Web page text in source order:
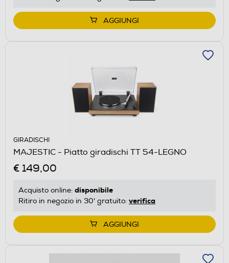
AGGIUNGI
GIRADISCHI
MAJESTIC - Piatto giradischi TT 54-LEGNO
€ 149,00
Acquisto online: disponibile
Ritiro in negozio in 30' gratuito: verifica
AGGIUNGI